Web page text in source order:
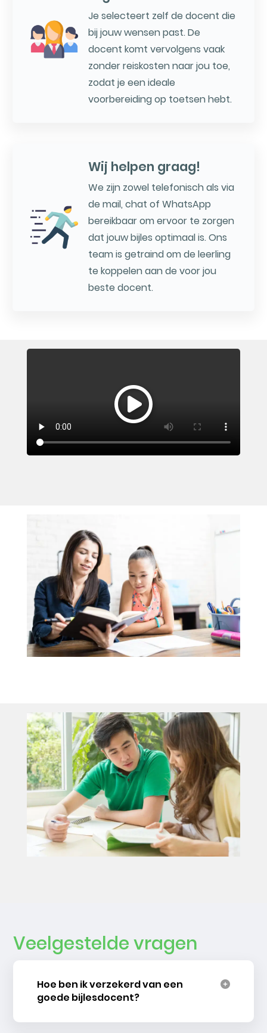
Je selecteert zelf de docent die
bij jouw wensen past. De
docent komt vervolgens vaak
zonder reiskosten naar jou toe,
zodat je een ideale
voorbereiding op toetsen hebt.
Wij helpen graag!
We zijn zowel telefonisch als via
de mail, chat of WhatsApp
bereikbaar om ervoor te zorgen
dat jouw bijles optimaal is. Ons
team is getraind om de leerling
te koppelen aan de voor jou
beste docent.
Veelgestelde vragen
Hoe ben ik verzekerd van een
goede bijlesdocent?